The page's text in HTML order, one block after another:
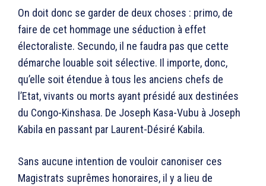
On doit donc se garder de deux choses : primo, de
faire de cet hommage une séduction à effet
électoraliste. Secundo, il ne faudra pas que cette
démarche louable soit sélective. Il importe, donc,
qu’elle soit étendue à tous les anciens chefs de
l’Etat, vivants ou morts ayant présidé aux destinées
du Congo-Kinshasa. De Joseph Kasa-Vubu à Joseph
Kabila en passant par Laurent-Désiré Kabila.
Sans aucune intention de vouloir canoniser ces
Magistrats suprêmes honoraires, il y a lieu de